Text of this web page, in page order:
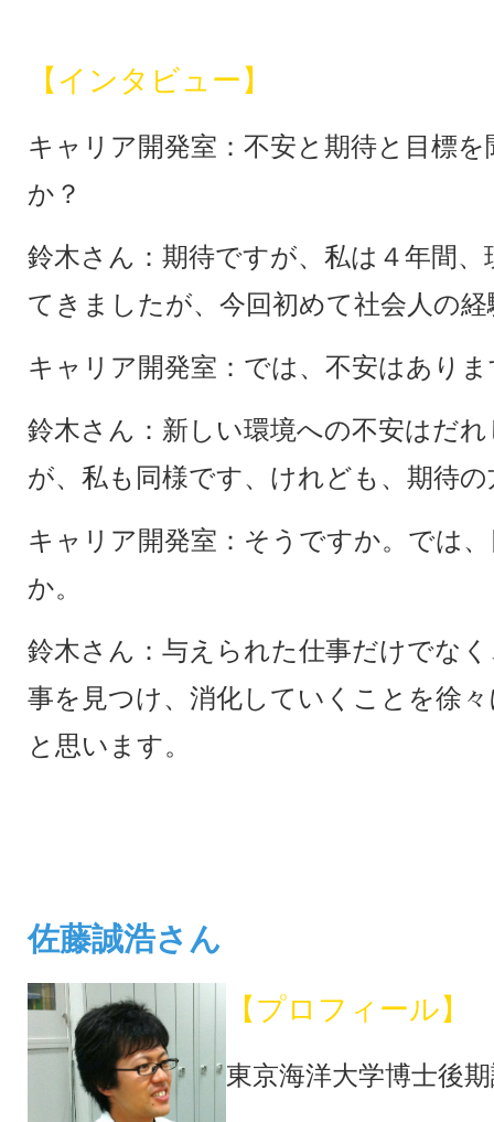
【インタビュー】
キャリア開発室：不安と期待と目標
か？
鈴木さん：期待ですが、私は４年間
てきましたが、今回初めて社会人の
キャリア開発室：では、不安はあり
鈴木さん：新しい環境への不安はだ
が、私も同様です、けれども、期待
キャリア開発室：そうですか。では
か。
鈴木さん：与えられた仕事だけでな
事を見つけ、消化していくことを徐
と思います。
佐藤誠浩さん
【プロフィール】
東京海洋大学博士後